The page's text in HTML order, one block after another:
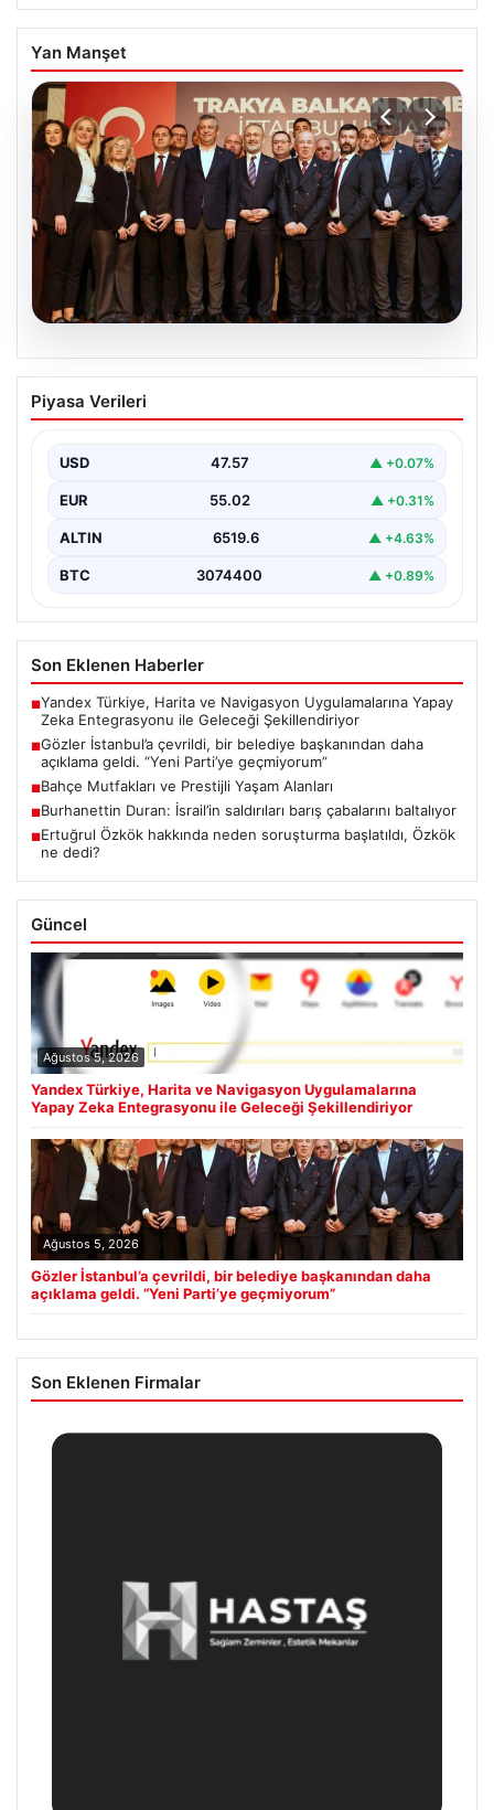
Yan Manşet
05.08.2026
Gözler İstanbul’a çevrildi, bir belediye
başkanından daha açıklama geldi. “Yeni
{"title": "İstanbul ve Türkiye'nin Siyasi Hareketliliği:
"content": "İstanbul'da…
Piyasa Verileri
USD 47.57 ▲ +0.07%
EUR 55.02 ▲ +0.31%
ALTIN 6519.6 ▲ +4.63%
BTC 3074400 ▲ +0.89%
Son Eklenen Haberler
■Yandex Türkiye, Harita ve Navigasyon Uygulamalarına Yapay
Zeka Entegrasyonu ile Geleceği Şekillendiriyor
■Gözler İstanbul’a çevrildi, bir belediye başkanından daha
açıklama geldi. “Yeni Parti’ye geçmiyorum”
■Bahçe Mutfakları ve Prestijli Yaşam Alanları
■Burhanettin Duran: İsrail’in saldırıları barış çabalarını baltalıyor
■Ertuğrul Özkök hakkında neden soruşturma başlatıldı, Özkök
ne dedi?
Güncel
Ağustos 5, 2026
Yandex Türkiye, Harita ve Navigasyon Uygulamalarına
Yapay Zeka Entegrasyonu ile Geleceği Şekillendiriyor
Ağustos 5, 2026
Gözler İstanbul’a çevrildi, bir belediye başkanından daha
açıklama geldi. “Yeni Parti’ye geçmiyorum”
Son Eklenen Firmalar